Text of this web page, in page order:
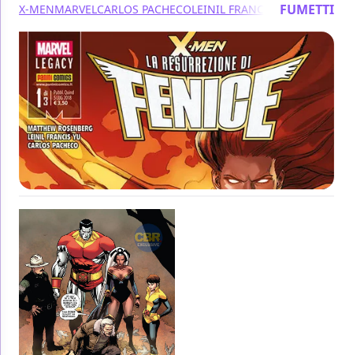
X-MENMARVELCARLOS PACHECOLEINIL FRANCIS YUMARVEL
FUMETTI